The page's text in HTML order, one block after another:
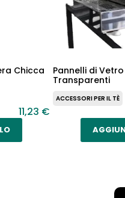
Chicca
11,23 €
Pannelli di
Transparenti
ACCESSORI PER IL TÈ